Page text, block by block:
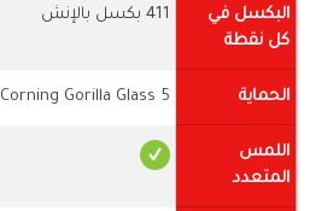
البكسل في
كل نقطة
411 بكسل بالإنش
الحماية Corning Gorilla Glass 5
اللمس
المتعدد